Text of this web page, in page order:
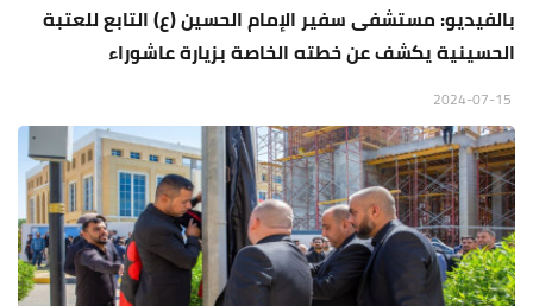
بالفيديو: مستشفى سفير الإمام الحسين (ع) التابع للعتبة
الحسينية يكشف عن خطته الخاصة بزيارة عاشوراء